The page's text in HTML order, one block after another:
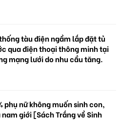
tàu điện ngầm lắp đặt tủ
qua điện thoại thông minh tại
mạng lưới do nhu cầu tăng.
phụ nữ không muốn sinh con,
giới [Sách Trắng về Sinh